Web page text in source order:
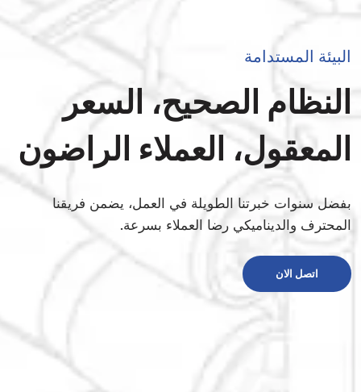
البيئة المستدامة
النظام الصحيح، السعر
المعقول، العملاء الراضون
بفضل سنوات خبرتنا الطويلة في العمل، يضمن فريقنا
المحترف والديناميكي رضا العملاء بسرعة.
اتصل الان